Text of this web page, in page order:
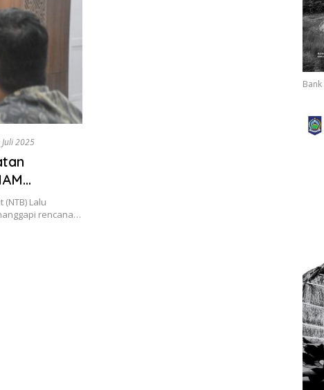
Juli 2025
Lalu
rencana…